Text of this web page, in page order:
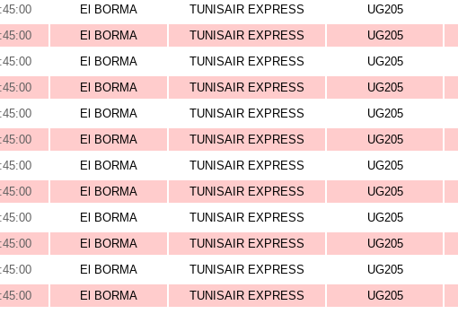
El BORMA TUNISAIR EXPRESS
UG205
El BORMA TUNISAIR EXPRESS
UG205
El BORMA TUNISAIR EXPRESS
UG205
El BORMA TUNISAIR EXPRESS
UG205
El BORMA TUNISAIR EXPRESS
UG205
El BORMA TUNISAIR EXPRESS
UG205
El BORMA TUNISAIR EXPRESS
UG205
El BORMA TUNISAIR EXPRESS
UG205
El BORMA TUNISAIR EXPRESS
UG205
El BORMA TUNISAIR EXPRESS
UG205
El BORMA TUNISAIR EXPRESS
UG205
El BORMA TUNISAIR EXPRESS
UG205